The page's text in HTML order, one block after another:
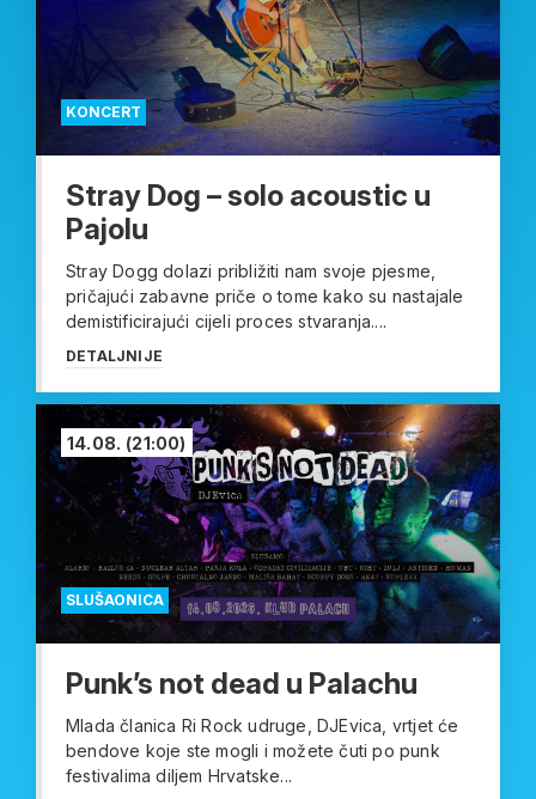
KONCERT
Stray Dog – solo acoustic u
Pajolu
Stray Dogg dolazi približiti nam svoje pjesme,
pričajući zabavne priče o tome kako su nastajale
demistificirajući cijeli proces stvaranja....
DETALJNIJE
SLUŠAONICA
14.08. (21:00)
Punk’s not dead u Palachu
Mlada članica Ri Rock udruge, DJEvica, vrtjet će
bendove koje ste mogli i možete čuti po punk
festivalima diljem Hrvatske...